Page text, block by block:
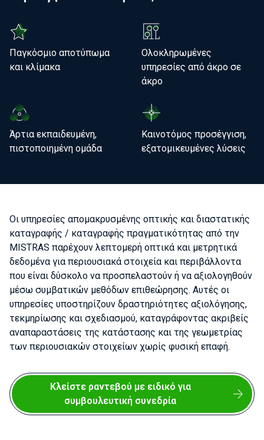
Παγκόσμιο αποτύπωμα
και κλίμακα
Ολοκληρωμένες
υπηρεσίες από άκρο σε
άκρο
Άρτια εκπαιδευμένη,
πιστοποιημένη ομάδα
Καινοτόμος προσέγγιση,
εξατομικευμένες λύσεις
Οι υπηρεσίες απομακρυσμένης οπτικής και διαστατικής
καταγραφής / καταγραφής πραγματικότητας από την
MISTRAS παρέχουν λεπτομερή οπτικά και μετρητικά
δεδομένα για περιουσιακά στοιχεία και περιβάλλοντα
που είναι δύσκολο να προσπελαστούν ή να αξιολογηθούν
μέσω συμβατικών μεθόδων επιθεώρησης. Αυτές οι
υπηρεσίες υποστηρίζουν δραστηριότητες αξιολόγησης,
τεκμηρίωσης και σχεδιασμού, καταγράφοντας ακριβείς
αναπαραστάσεις της κατάστασης και της γεωμετρίας
των περιουσιακών στοιχείων χωρίς φυσική επαφή.
Κλείστε ραντεβού με ειδικό για
συμβουλευτική συνεδρία